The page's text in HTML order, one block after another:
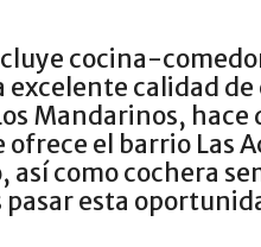
cocina-
calidad
Mandarinos, hace
el barrio Las
como cochera
pasar esta